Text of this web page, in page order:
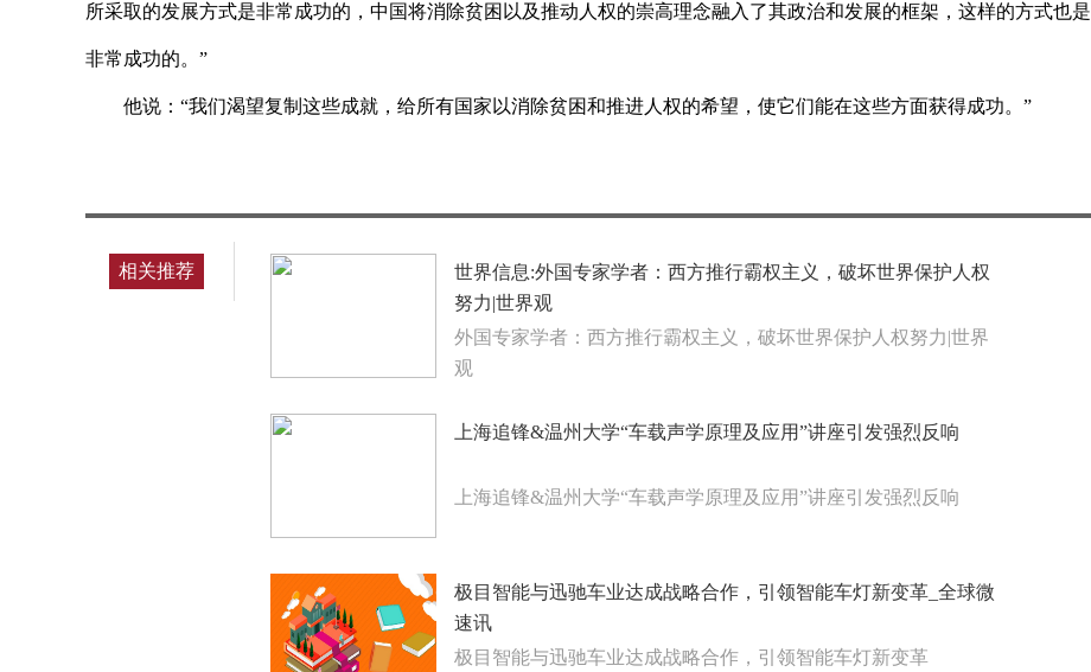
所采取的发展方式是非常成功的，中国将消除贫困以及推动人权的崇高理念融入了其政治和发展的框架，这样的方式也是
非常成功的。”
他说：“我们渴望复制这些成就，给所有国家以消除贫困和推进人权的希望，使它们能在这些方面获得成功。”
相关推荐
世界信息:外国专家学者：西方推行霸权主义，破坏世界保护人权
努力|世界观
外国专家学者：西方推行霸权主义，破坏世界保护人权努力|世界
观
上海追锋&温州大学“车载声学原理及应用”讲座引发强烈反响
上海追锋&温州大学“车载声学原理及应用”讲座引发强烈反响
极目智能与迅驰车业达成战略合作，引领智能车灯新变革_全球微
速讯
极目智能与迅驰车业达成战略合作，引领智能车灯新变革